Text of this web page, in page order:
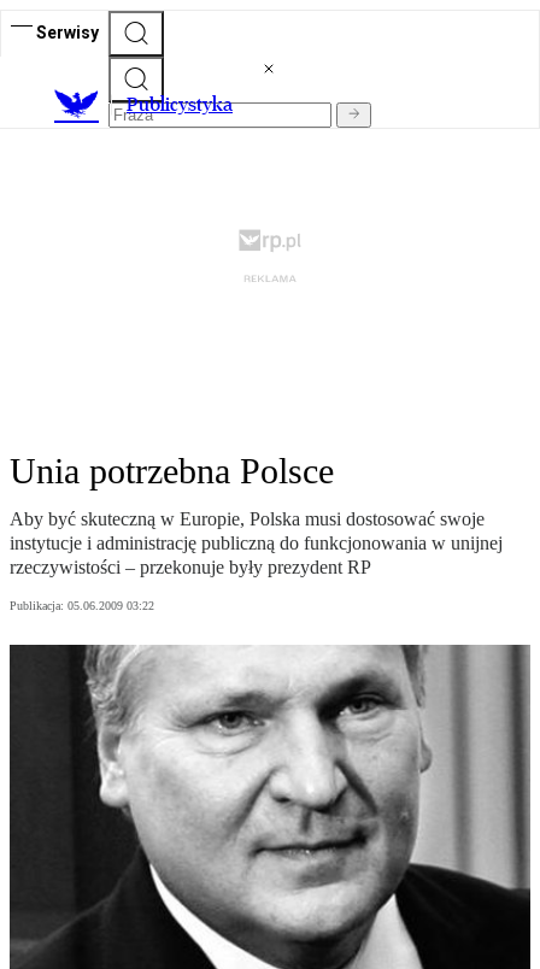
Serwisy
Publicystyka
Unia potrzebna Polsce
Aby być skuteczną w Europie, Polska musi dostosować swoje
instytucje i administrację publiczną do funkcjonowania w unijnej
rzeczywistości – przekonuje były prezydent RP
Publikacja: 05.06.2009 03:22